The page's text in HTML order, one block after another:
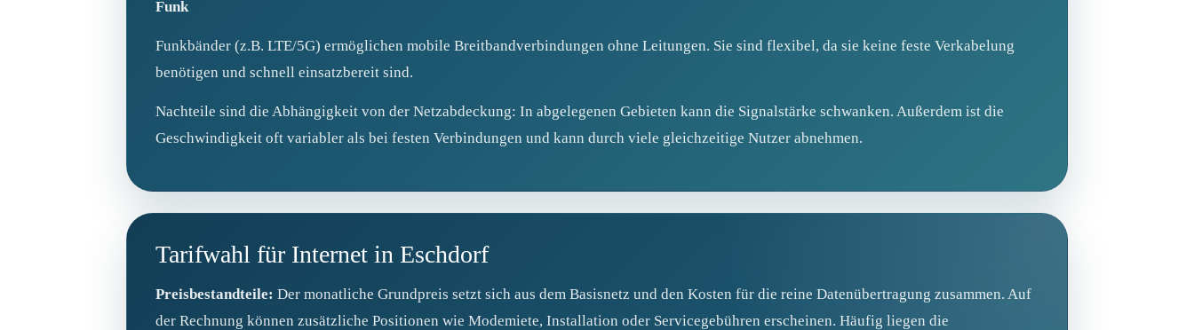
Funk
Funkbänder (z.B. LTE/5G) ermöglichen mobile Breitbandverbindungen ohne Leitungen. Sie sind flexibel, da sie keine feste Verkabelung
benötigen und schnell einsatzbereit sind.
Nachteile sind die Abhängigkeit von der Netzabdeckung: In abgelegenen Gebieten kann die Signalstärke schwanken. Außerdem ist die
Geschwindigkeit oft variabler als bei festen Verbindungen und kann durch viele gleichzeitige Nutzer abnehmen.
Tarifwahl für Internet in Eschdorf
Preisbestandteile: Der monatliche Grundpreis setzt sich aus dem Basisnetz und den Kosten für die reine Datenübertragung zusammen. Auf
der Rechnung können zusätzliche Positionen wie Modemiete, Installation oder Servicegebühren erscheinen. Häufig liegen die